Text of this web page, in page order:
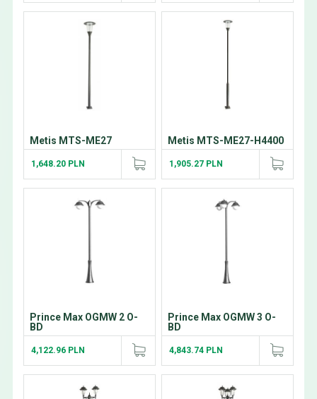
Metis MTS-ME27
1,648.20 PLN
Metis MTS-ME27-H4400
1,905.27 PLN
Prince Max OGMW 2 O-
BD
4,122.96 PLN
Prince Max OGMW 3 O-
BD
4,843.74 PLN